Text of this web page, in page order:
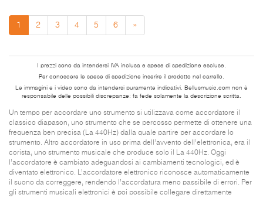
1 2 3 4 5 6 »
I prezzi sono da intendersi IVA inclusa e spese di spedizione escluse.
Per conoscere le spese di spedizione inserire il prodotto nel carrello.
Le immagini e i video sono da intendersi puramente indicativi. Bellusmusic.com non è
responsabile delle possibili discrepanze: fa fede solamente la descrizione scritta.
Un tempo per accordare uno strumento si utilizzava come accordatore il
classico diapason, uno strumento che se percosso permette di ottenere una
frequenza ben precisa (La 440Hz) dalla quale partire per accordare lo
strumento. Altro accordatore in uso prima dell’avvento dell’elettronica, era il
corista, uno strumento musicale che produce solo il La 440Hz. Oggi
l’accordatore è cambiato adeguandosi ai cambiamenti tecnologici, ed è
diventato elettronico. L’accordatore elettronico riconosce automaticamente
il suono da correggere, rendendo l’accordatura meno passibile di errori. Per
gli strumenti musicali elettronici è poi possibile collegare direttamente